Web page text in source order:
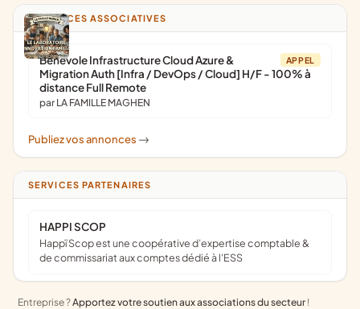
ANNONCES ASSOCIATIVES
APPEL
Bénévole Infrastructure Cloud Azure &
Migration Auth [Infra / DevOps / Cloud] H/F - 100% à
distance Full Remote
par LA FAMILLE MAGHEN
Publiez vos annonces ->
SERVICES PARTENAIRES
HAPPI SCOP
Happï Scop est une coopérative d’expertise comptable &
de commissariat aux comptes dédié à l'ESS
Entreprise ?Apportez votre soutien aux associations du secteur !